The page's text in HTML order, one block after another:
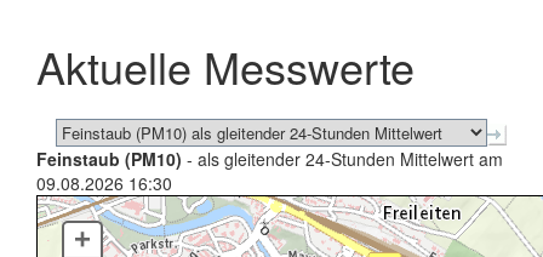
schließen
Aktuelle Messwerte
Feinstaub (PM10) - als gleitender 24-Stunden Mittelwert am
09.08.2026 16:30
+